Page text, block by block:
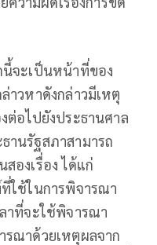
นี้จะเป็นหน้าที่ของ
าวหาดังกล่าวมีเหตุ
ต่อไปยังประธานศาล
านรัฐสภาสามารถ
องเรื่อง ได้แก่
ใช้ในการพิจารณา
าที่จะใช้พิจารณา
รณาด้วยเหตุผลจาก